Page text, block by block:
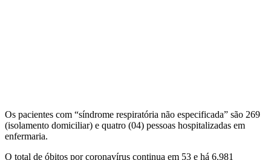
Os pacientes com “síndrome respiratória não especificada” são 269
(isolamento domiciliar) e quatro (04) pessoas hospitalizadas em
enfermaria.
O total de óbitos por coronavírus continua em 53 e há 6.981